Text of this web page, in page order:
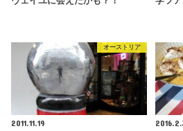
オーストリア
2011.11.19